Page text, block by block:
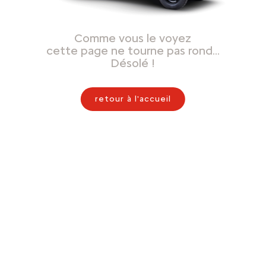
Comme vous le voyez
cette page ne tourne pas rond…
Désolé !
retour à l'accueil